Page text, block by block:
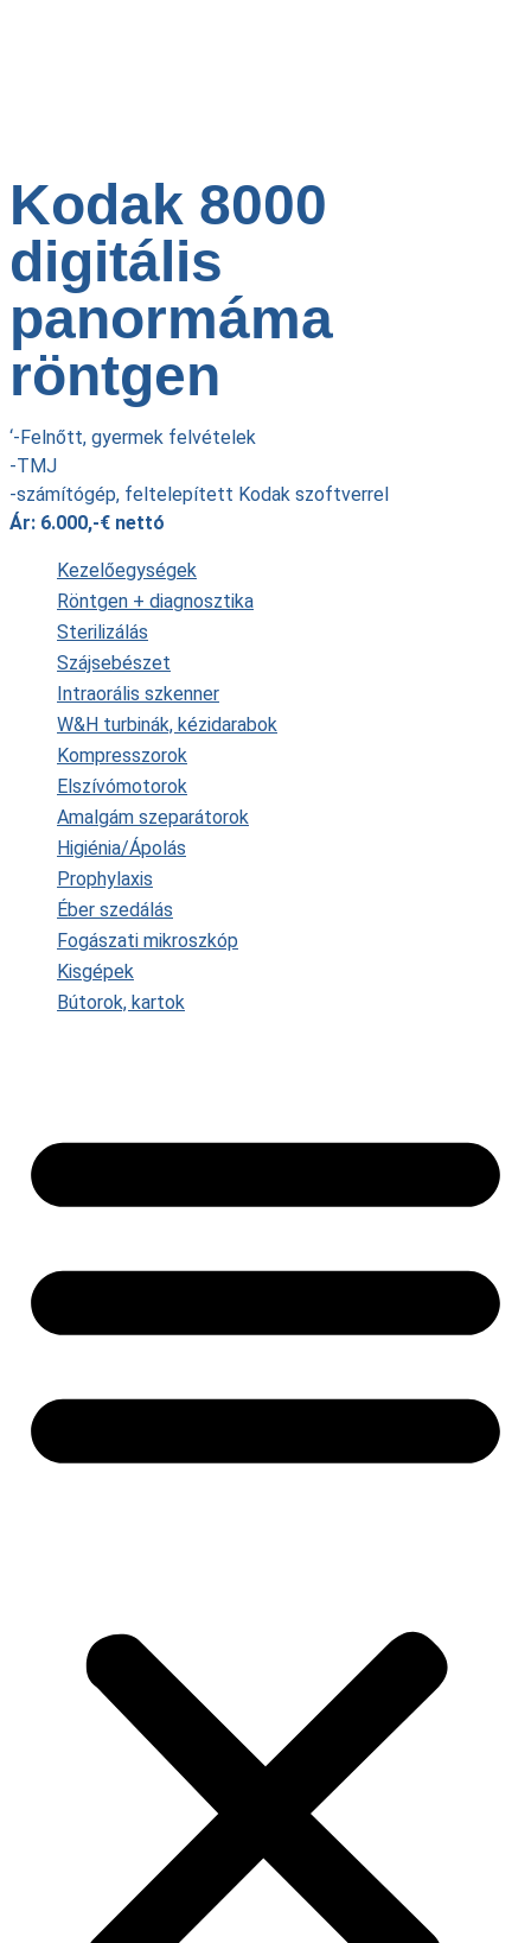
Kodak 8000
digitális
panormáma
röntgen
‘-Felnőtt, gyermek felvételek
-TMJ
-számítógép, feltelepített Kodak szoftverrel
Ár: 6.000,-€ nettó
Kezelőegységek
Röntgen + diagnosztika
Sterilizálás
Szájsebészet
Intraorális szkenner
W&H turbinák, kézidarabok
Kompresszorok
Elszívómotorok
Amalgám szeparátorok
Higiénia/Ápolás
Prophylaxis
Éber szedálás
Fogászati mikroszkóp
Kisgépek
Bútorok, kartok